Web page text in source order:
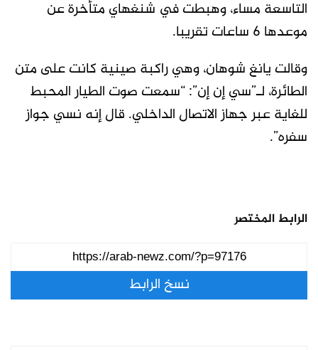
التاسعة مساء، وهبطت في شنغهاي متأخرة عن
موعدها 6 ساعات تقريبا.
وقالت يانغ شوهان، وهي راكبة صينية كانت على متن
الطائرة، لـ”سي إن إن”: “سمعت صوت الطيار المحبط
للغاية عبر جهاز الاتصال الداخلي. قال إنه نسي جواز
سفره”.
الرابط المختصر
نسخ الرابط